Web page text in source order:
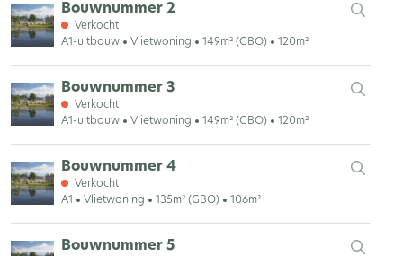
Bouwnummer 2
Verkocht
A1-uitbouw
Vlietwoning 149m² (GBO) 120m²
Bouwnummer 3
Verkocht
A1-uitbouw
Vlietwoning 149m² (GBO) 120m²
Bouwnummer 4
Verkocht
A1
Vlietwoning 135m² (GBO) 106m²
Bouwnummer 5